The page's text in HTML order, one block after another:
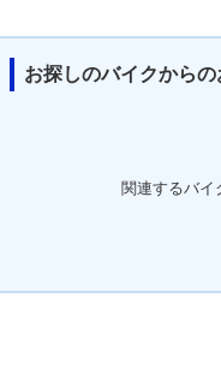
お探しのバイクから
関連するバイ